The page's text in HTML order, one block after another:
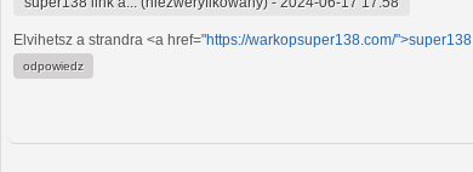
Elvihetsz a strandra <a href="https://warkopsuper138.com/">super138
odpowiedz